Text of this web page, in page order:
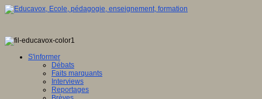
S'informer
Débats
Faits marquants
Interviews
Reportages